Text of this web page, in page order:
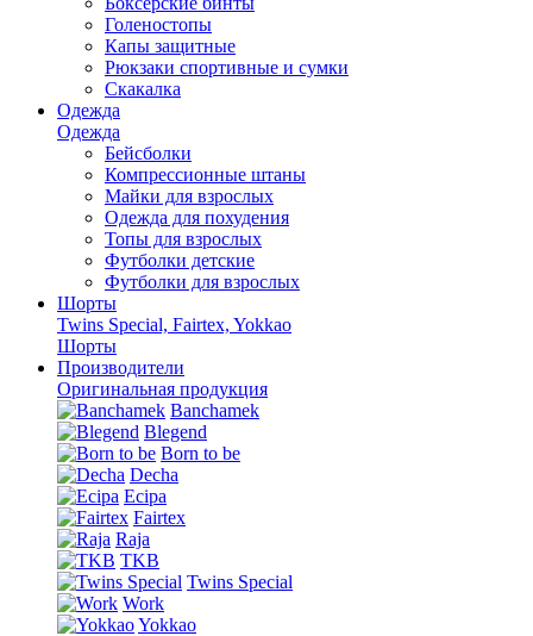
Голеностопы
Капы защитные
Рюкзаки спортивные и сумки
Скакалка
Одежда
Одежда
Бейсболки
Компрессионные штаны
Майки для взрослых
Одежда для похудения
Топы для взрослых
Футболки детские
Футболки для взрослых
Шорты
Twins Special, Fairtex, Yokkao
Шорты
Производители
Оригинальная продукция
Banchamek
Blegend
Born to be
Decha
Ecipa
Fairtex
Raja
TKB
Twins Special
Work
Yokkao